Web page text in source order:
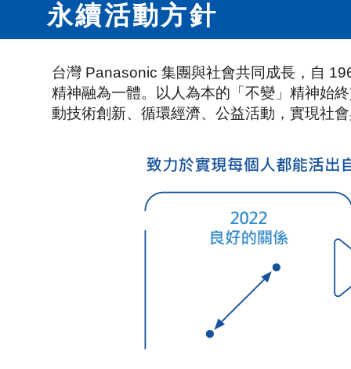
永續活動方針
台灣 Panasonic 集團與社會共同成長，自
精神融為一體。以人為本的「不變」精神始
動技術創新、循環經濟、公益活動，實現社